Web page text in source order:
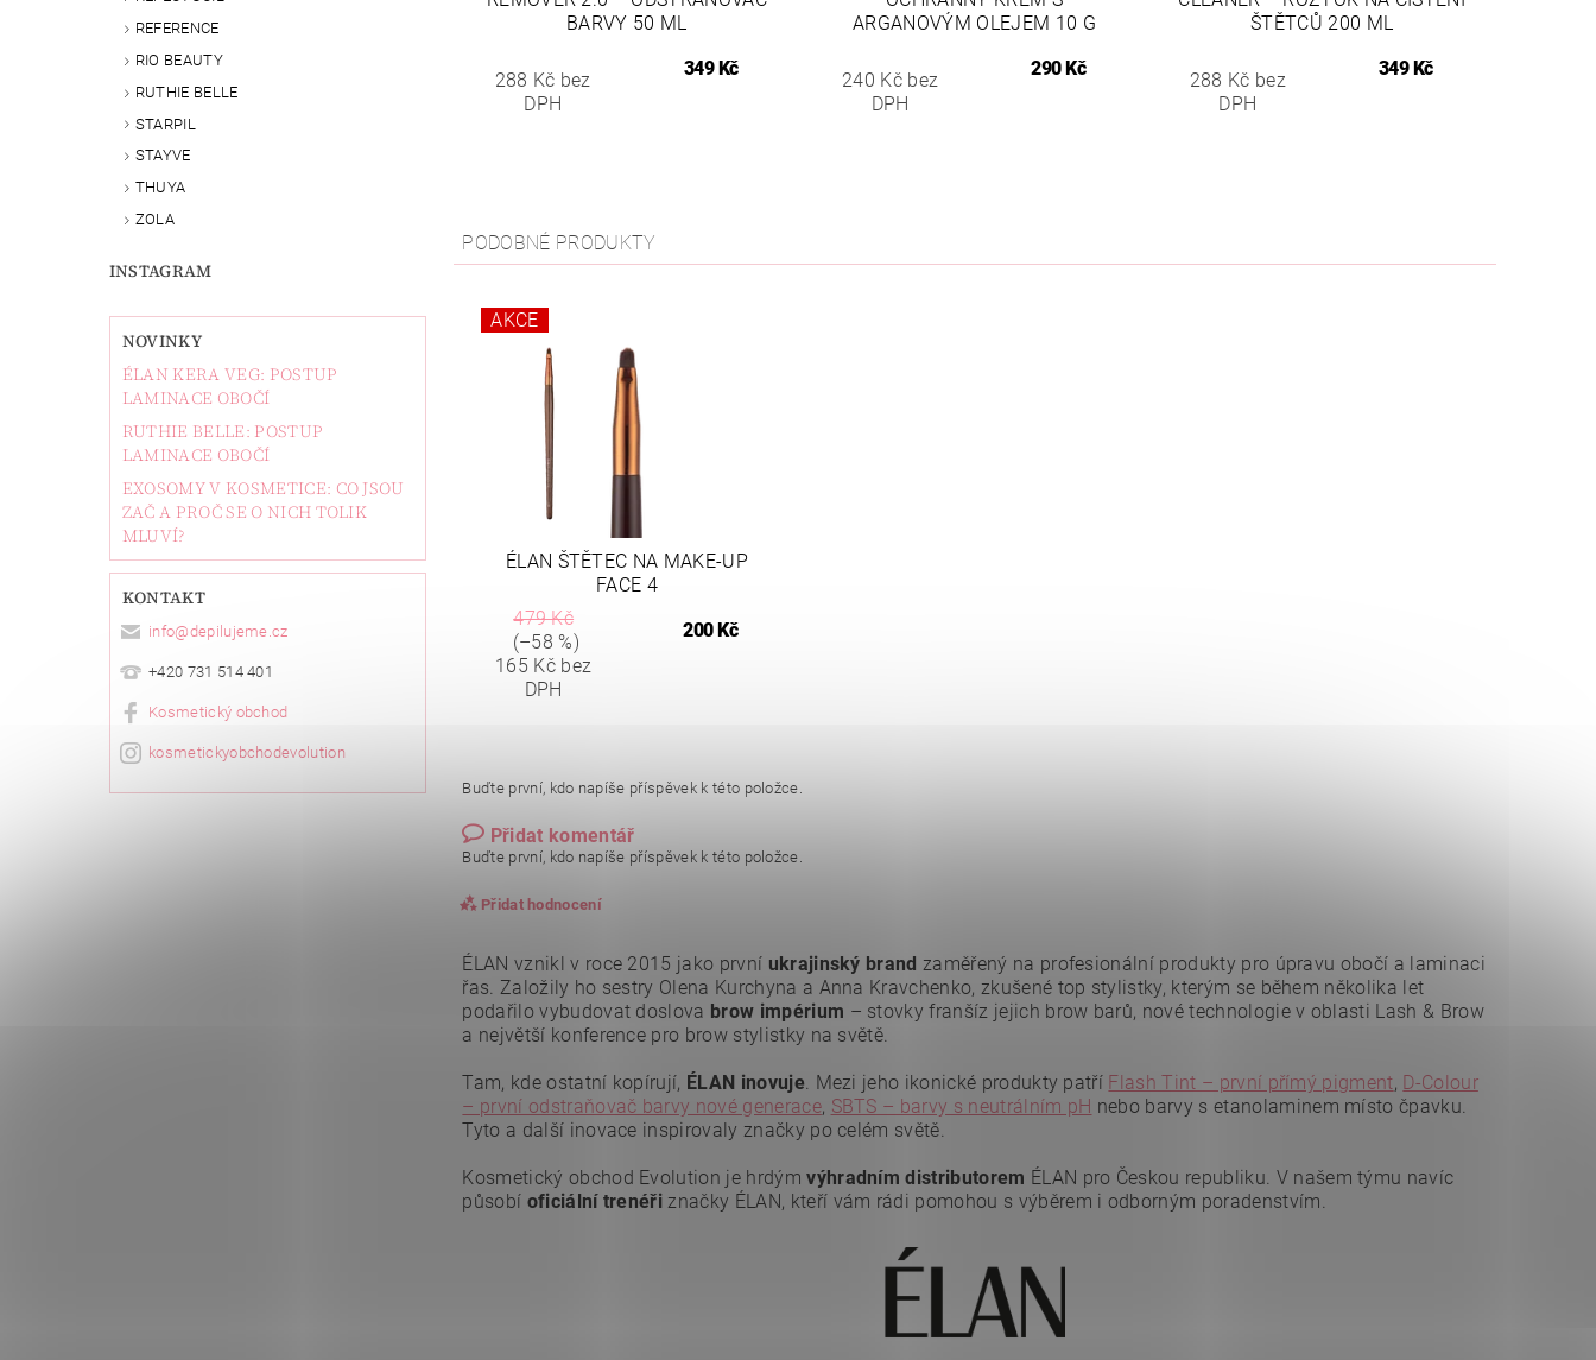
REFERENCE
RIO BEAUTY
RUTHIE BELLE
STARPIL
STAYVE
THUYA
ZOLA
INSTAGRAM
NOVINKY
ÉLAN KERA VEG: POSTUP
LAMINACE OBOČÍ
RUTHIE BELLE: POSTUP
LAMINACE OBOČÍ
EXOSOMY V KOSMETICE: CO JSOU
ZAČ A PROČ SE O NICH TOLIK
MLUVÍ?
KONTAKT
info@depilujeme.cz
+420 731 514 401
Kosmetický obchod
kosmetickyobchodevolution
BARVY 50 ML
288 Kč bez
DPH
349 Kč
ARGANOVÝM OLEJEM 10 G
240 Kč bez
DPH
290 Kč
ŠTĚTCŮ 200 ML
288 Kč bez
DPH
349 Kč
PODOBNÉ PRODUKTY
AKCE
ÉLAN ŠTĚTEC NA MAKE-UP
FACE 4
479 Kč
(–58 %)
165 Kč bez
DPH
200 Kč
Buďte první, kdo napíše příspěvek k této položce.
Přidat komentář
Buďte první, kdo napíše příspěvek k této položce.
Přidat hodnocení
Vložením hodnocení souhlasíte sezásadami ochrany osobních údajů .
ÉLAN vznikl v roce 2015 jako první ukrajinský brand zaměřený na profesionální produkty pro úpravu obočí a laminaci
řas. Založily ho sestry Olena Kurchyna a Anna Kravchenko, zkušené top stylistky, kterým se během několika let
podařilo vybudovat doslova brow impérium – stovky franšíz jejich brow barů, nové technologie v oblasti Lash & Brow
a největší konference pro brow stylistky na světě.
Tam, kde ostatní kopírují, ÉLAN inovuje. Mezi jeho ikonické produkty patří Flash Tint – první přímý pigment, D-Colour
– první odstraňovač barvy nové generace, SBTS – barvy s neutrálním pH nebo barvy s etanolaminem místo čpavku.
Tyto a další inovace inspirovaly značky po celém světě.
Kosmetický obchod Evolution je hrdýmvýhradním distributorem ÉLAN pro Českou republiku. V našem týmu navíc
působí oficiální trenéři značky ÉLAN, kteří vám rádi pomohou s výběrem i odborným poradenstvím.